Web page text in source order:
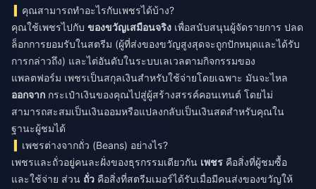
คุณสามารถทำอะไรกับเพชรได้บ้าง?
คุณใช้เพชรไปกับ ของขวัญเสมือนจริง เพื่อสนับสนุนผู้จัดรายการ ปลด
ล็อกการยอมรับในสตรีม (ผู้ที่ส่งของขวัญสูงสุดจะถูกปักหมุดและได้รับ
การกล่าวถึง) และไต่อันดับในระบบเลเวลตามกิจกรรมของ
แพลตฟอร์ม เพชรเป็นสกุลเงินสำหรับใช้จ่ายโดยเฉพาะ มันจะไหล
ออกจาก กระเป๋าเงินของคุณไปสู่ผู้สร้างสรรค์คอนเทนต์ โดยไม่
สามารถสะสมเป็นเงินออมหรือแปลงกลับเป็นเงินสดสำหรับคุณใน
ฐานะผู้ชมได้
เพชรต่างจากถั่ว (Beans) อย่างไร?
เพชรและถั่วอยู่คนละฝั่งของธุรกรรมเดียวกัน เพชร คือสิ่งที่ผู้ชมซื้อ
และใช้จ่าย ส่วน ถั่ว คือสิ่งที่สตรีมเมอร์ได้รับเมื่อมีคนส่งของขวัญให้